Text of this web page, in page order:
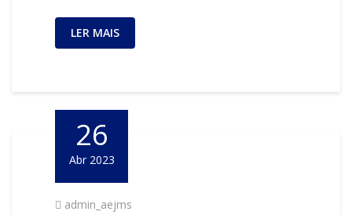
LER MAIS
26
Abr 2023
admin_aejms